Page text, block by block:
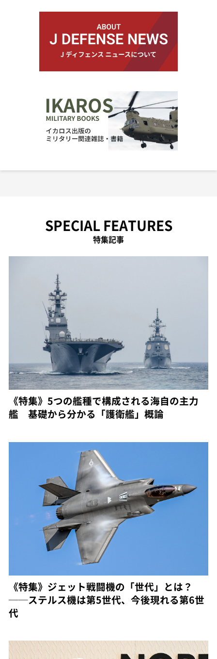
SPECIAL FEATURES
特集記事
《特集》5つの艦種で構成される海自の主力
艦 基礎から分かる「護衛艦」概論
《特集》ジェット戦闘機の「世代」とは？
──ステルス機は第5世代、今後現れる第6世
代